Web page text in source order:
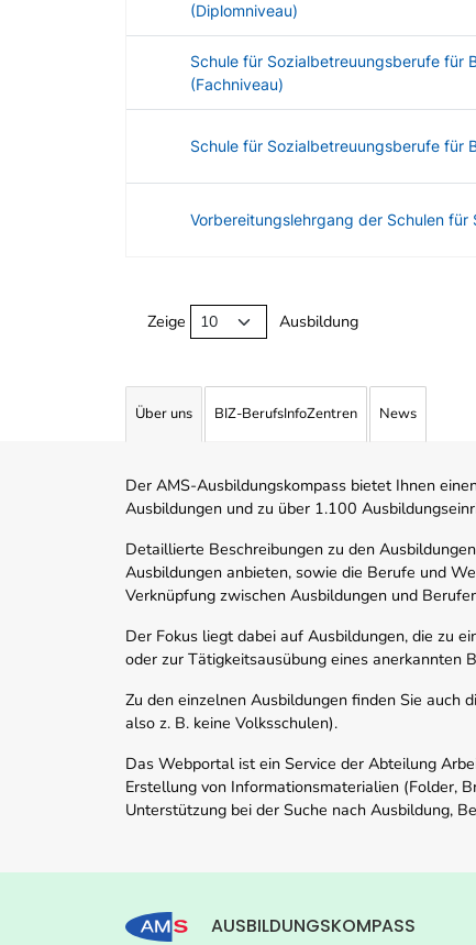
(Diplomniveau)
Schule für Sozialbetreuungsberufe für
(Fachniveau)
Schule für Sozialbetreuungsberufe für
Vorbereitungslehrgang der Schulen für
Zeige Ausbildung
Über uns BIZ-BerufsInfoZentren News
Der AMS-Ausbildungskompass bietet Ihnen
Ausbildungen und zu über 1.100
Detaillierte Beschreibungen zu den
Ausbildungen anbieten, sowie die Berufe und
Verknüpfung zwischen Ausbildungen und
Der Fokus liegt dabei auf Ausbildungen, die zu
oder zur Tätigkeitsausübung eines anerkannten
Zu den einzelnen Ausbildungen finden Sie auch
also z. B. keine Volksschulen).
Das Webportal ist ein Service der Abteilung
Erstellung von Informationsmaterialien (Folder,
Unterstützung bei der Suche nach Ausbildung,
AUSBILDUNGSKOMPASS